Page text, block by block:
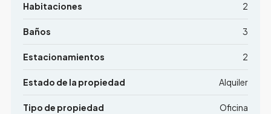
Habitaciones 2
Baños 3
Estacionamientos 2
Estado de la propiedad Alquiler
Tipo de propiedad Oficina